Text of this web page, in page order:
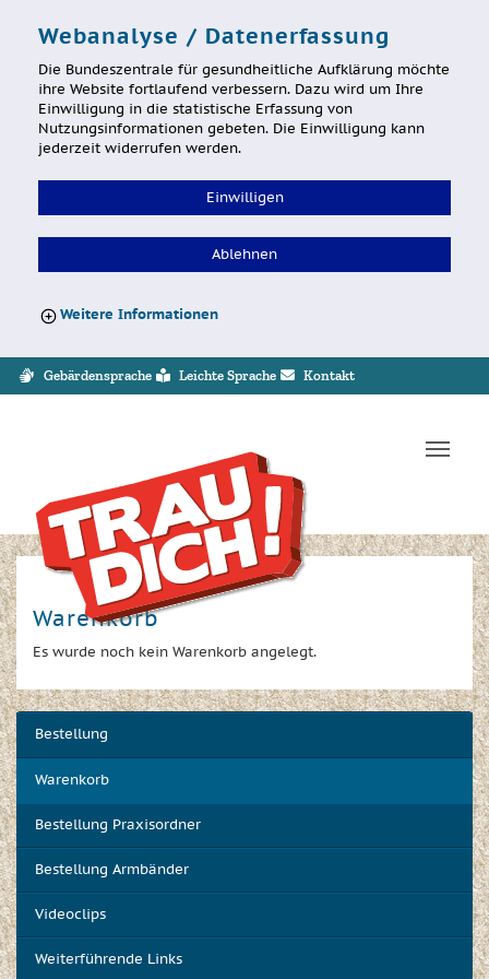
Webanalyse / Datenerfassung
Die Bundeszentrale für gesundheitliche Aufklärung möchte
ihre Website fortlaufend verbessern. Dazu wird um Ihre
Einwilligung in die statistische Erfassung von
Nutzungsinformationen gebeten. Die Einwilligung kann
jederzeit widerrufen werden.
Einwilligen
Ablehnen
Weitere Informationen
Sprung zur Servicenavigation
Sprung zur Hauptnavigation
Sprung zum Inhalt
Sprung zum Footer
Gebärdensprache Leichte Sprache Kontakt
Warenkorb
Es wurde noch kein Warenkorb angelegt.
Bestellung
Warenkorb
Bestellung Praxisordner
Bestellung Armbänder
Videoclips
Weiterführende Links